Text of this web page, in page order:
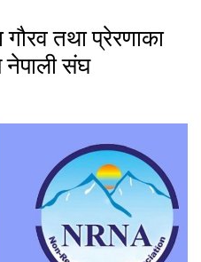
तथा प्रेरणाका
संघ